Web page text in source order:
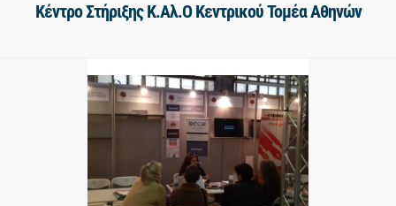
Κέντρο Στήριξης Κ.Αλ.Ο Κεντρικού Τομέα Αθηνών